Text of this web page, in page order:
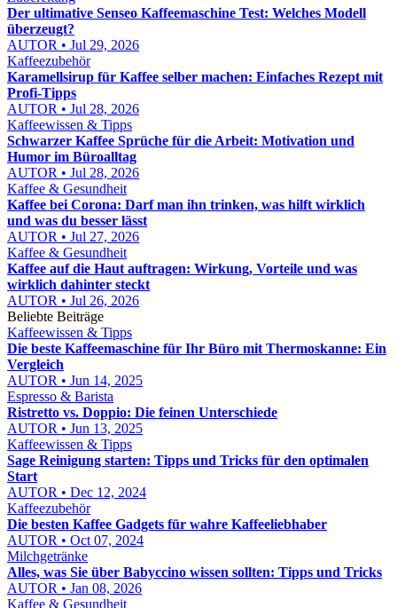
Der ultimative Senseo Kaffeemaschine Test: Welches Modell
überzeugt?
AUTOR • Jul 29, 2026
Kaffeezubehör
Karamellsirup für Kaffee selber machen: Einfaches Rezept mit
Profi-Tipps
AUTOR • Jul 28, 2026
Kaffeewissen & Tipps
Schwarzer Kaffee Sprüche für die Arbeit: Motivation und
Humor im Büroalltag
AUTOR • Jul 28, 2026
Kaffee & Gesundheit
Kaffee bei Corona: Darf man ihn trinken, was hilft wirklich
und was du besser lässt
AUTOR • Jul 27, 2026
Kaffee & Gesundheit
Kaffee auf die Haut auftragen: Wirkung, Vorteile und was
wirklich dahinter steckt
AUTOR • Jul 26, 2026
Beliebte Beiträge
Kaffeewissen & Tipps
Die beste Kaffeemaschine für Ihr Büro mit Thermoskanne: Ein
Vergleich
AUTOR • Jun 14, 2025
Espresso & Barista
Ristretto vs. Doppio: Die feinen Unterschiede
AUTOR • Jun 13, 2025
Kaffeewissen & Tipps
Sage Reinigung starten: Tipps und Tricks für den optimalen
Start
AUTOR • Dec 12, 2024
Kaffeezubehör
Die besten Kaffee Gadgets für wahre Kaffeeliebhaber
AUTOR • Oct 07, 2024
Milchgetränke
Alles, was Sie über Babyccino wissen sollten: Tipps und Tricks
AUTOR • Jan 08, 2026
Kaffee & Gesundheit